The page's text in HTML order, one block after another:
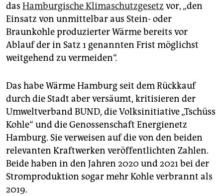
das Hamburgische Klimaschutzgesetz vor, „den
Einsatz von unmittelbar aus Stein- oder
Braunkohle produzierter Wärme bereits vor
Ablauf der in Satz 1 genannten Frist möglichst
weitgehend zu vermeiden“.
Das habe Wärme Hamburg seit dem Rückkauf
durch die Stadt aber versäumt, kritisieren der
Umweltverband BUND, die Volksinitiative „Tschüss
Kohle“ und die Genossenschaft Energienetz
Hamburg. Sie verweisen auf die von den beiden
relevanten Kraftwerken veröffentlichten Zahlen.
Beide haben in den Jahren 2020 und 2021 bei der
Stromproduktion sogar mehr Kohle verbrannt als
2019.